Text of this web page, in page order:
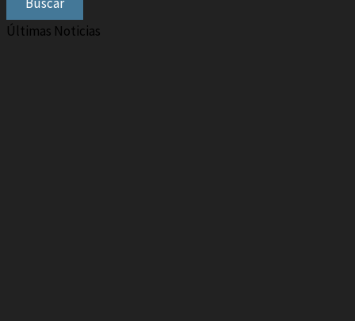
Últimas Noticias